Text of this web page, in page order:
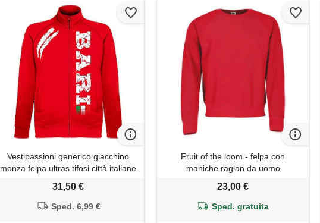
Vestipassioni generico giacchino
monza felpa ultras tifosi città italiane
31,50 €
Sped. 6,99 €
Fruit of the loom - felpa con
maniche raglan da uomo
23,00 €
Sped. gratuita